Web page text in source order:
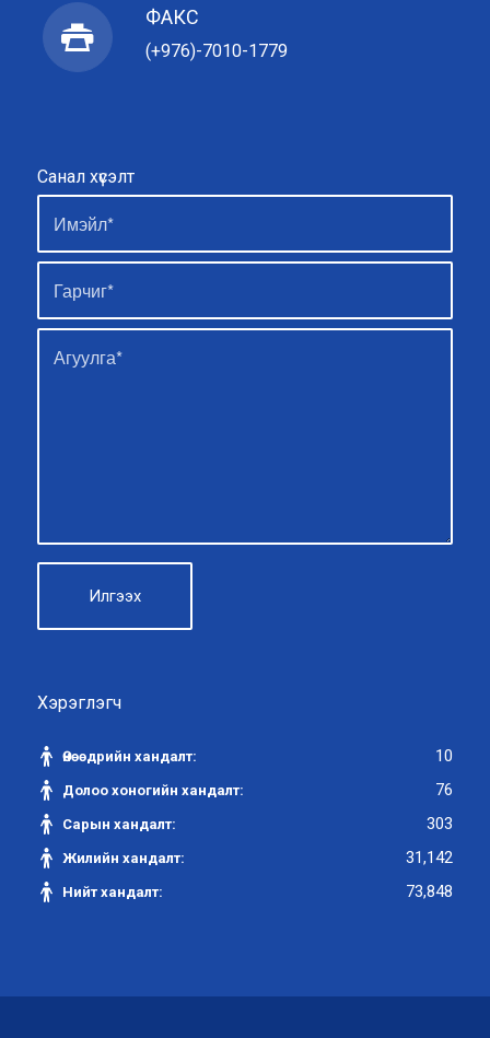
ФАКС
(+976)-7010-1779
Санал хүсэлт
Хэрэглэгч
Өнөөдрийн хандалт: 10
Долоо хоногийн хандалт: 76
Сарын хандалт: 303
Жилийн хандалт: 31,142
Нийт хандалт: 73,848